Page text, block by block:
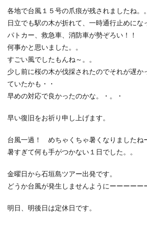
各地で台風１５号の爪痕が残されましたね。
日立でも駅の木が折れて、一時通行止めにな
パトカー、救急車、消防車が勢ぞろい！！
何事かと思いました。。
すごい風でしたもんね～。。
少し前に桜の木が伐採されたのでそれが遅か
ていたかも・・
早めの対応で良かったのかな。・。・
早い復旧をお祈り申し上げます。
台風一過！ めちゃくちゃ暑くなりましたね
暑すぎて何も手がつかない１日でした。。
金曜日から石垣島ツアー出発です。
どうか台風が発生しませんようにーーーーー
明日、明後日は定休日です。